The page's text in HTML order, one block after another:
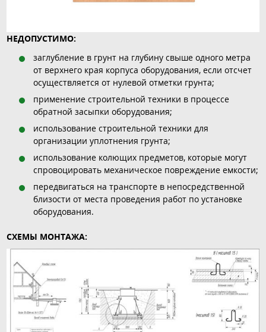
НЕДОПУСТИМО:
заглубление в грунт на глубину свыше одного метра
от верхнего края корпуса оборудования, если отсчет
осуществляется от нулевой отметки грунта;
применение строительной техники в процессе
обратной засыпки оборудования;
использование строительной техники для
организации уплотнения грунта;
использование колющих предметов, которые могут
спровоцировать механическое повреждение емкости;
передвигаться на транспорте в непосредственной
близости от места проведения работ по установке
оборудования.
СХЕМЫ МОНТАЖА: